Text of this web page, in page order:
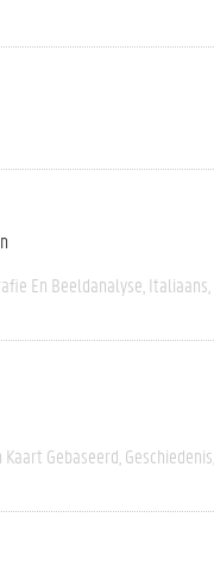
En Beeldanalyse Italiaans
Kaart Gebaseerd Geschiedenis